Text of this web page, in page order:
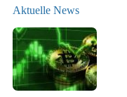
Aktuelle News